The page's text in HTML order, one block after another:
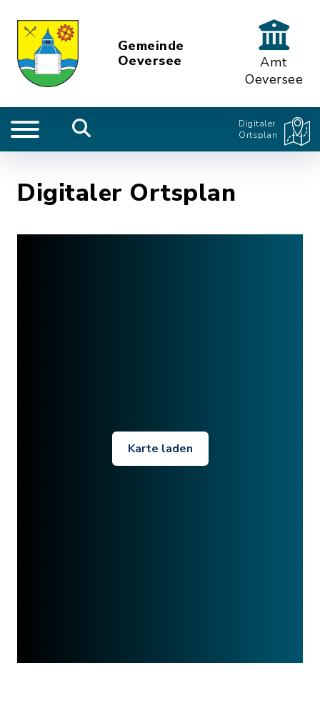
Gemeinde
Oeversee
Amt
Oeversee
Digitaler
Ortsplan
Digitaler Ortsplan
Karte laden